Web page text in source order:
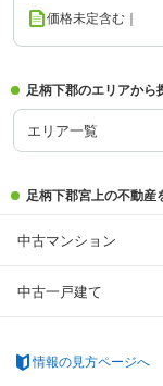
価格未定含む｜
足柄下郡のエリアから
エリア一覧
足柄下郡宮上の不動産
中古マンション
中古一戸建て
情報の見方ページへ